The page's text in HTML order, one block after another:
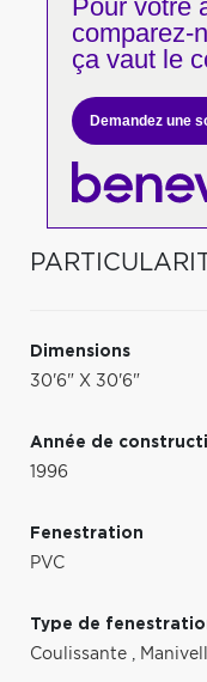
Pour votre
comparez-
ça vaut le
Demandez une
Dimensions
30'6" X 30'6"
Année de
1996
Fenestration
PVC
Type de
Coulissante ,